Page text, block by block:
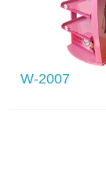
W-2007